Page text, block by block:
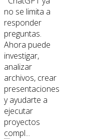
no se limita a
responder
preguntas.
Ahora puede
investigar,
analizar
archivos, crear
presentaciones
y ayudarte a
ejecutar
proyectos
compl...